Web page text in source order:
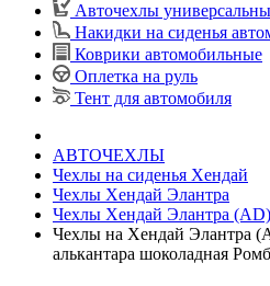
Авточехлы
Накидки на сиденья
Коврики автомобильные
Оплетка на руль
Тент для автомобиля
АВТОЧЕХЛЫ
Чехлы на сиденья Хендай
Чехлы Хендай Элантра
Чехлы Хендай Элантра
Чехлы на Хендай Элантра
алькантара шоколадная